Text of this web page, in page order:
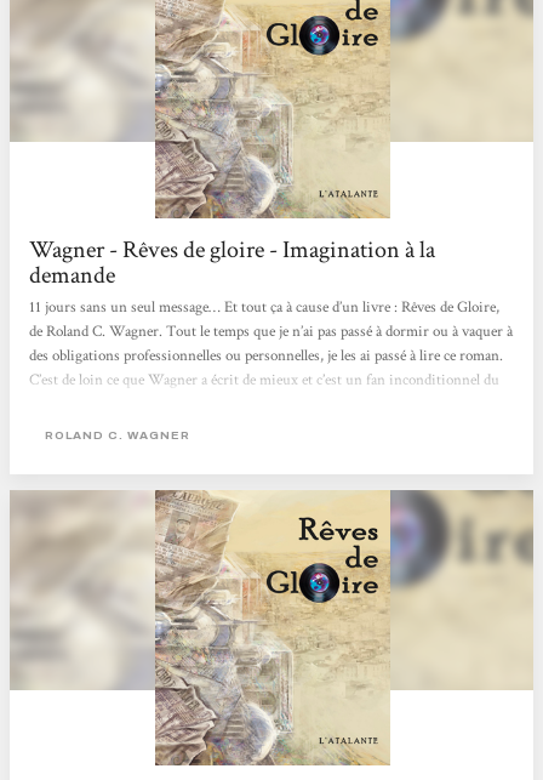
Wagner - Rêves de gloire - Imagination à la
demande
11 jours sans un seul message… Et tout ça à cause d’un livre : Rêves de Gloire,
de Roland C. Wagner. Tout le temps que je n’ai pas passé à dormir ou à vaquer à
des obligations professionnelles ou personnelles, je les ai passé à lire ce roman.
C’est de loin ce que Wagner a écrit de mieux et c’est un fan inconditionnel du
seulement vous dire que :* ça se passe en Algérie entre 1961 et nos jours.* ce
incroyablement différente.*...
ROLAND C. WAGNER